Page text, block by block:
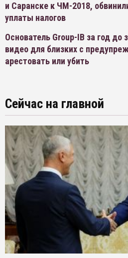
и Саранске к ЧМ-2018,
уплаты налогов
Основатель Group-IB за год до
видео для близких с
арестовать или убить
Сейчас на главной